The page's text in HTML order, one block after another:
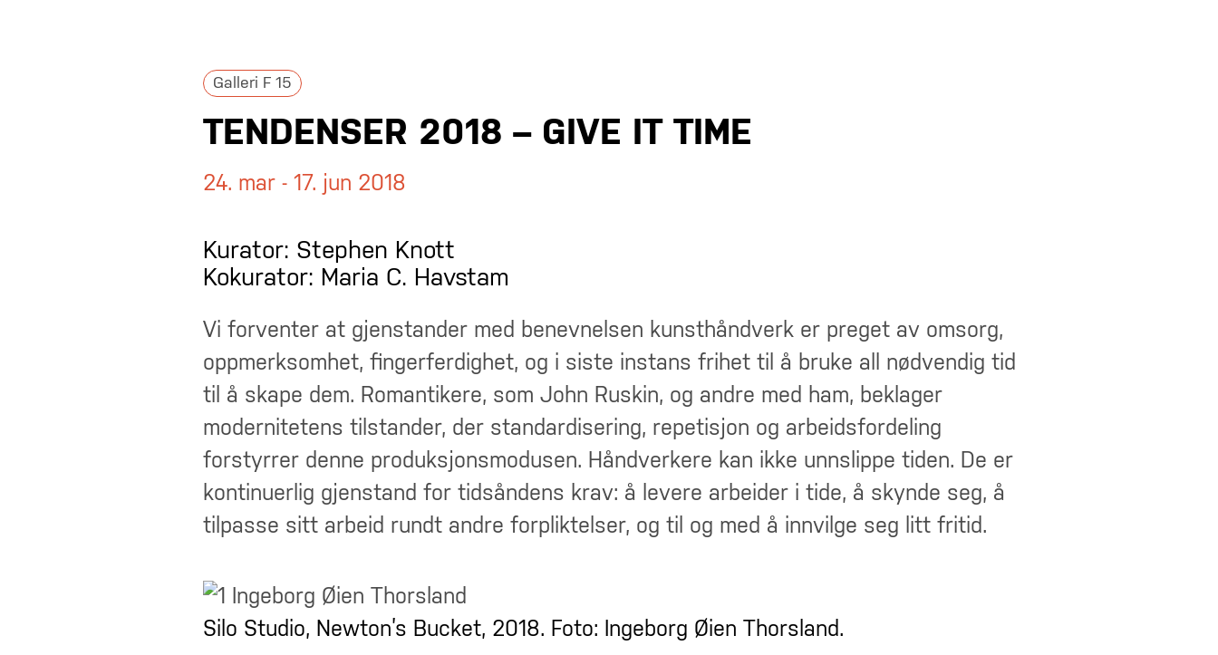
Galleri F 15
TENDENSER 2018 – GIVE IT TIME
24. mar - 17. jun 2018
Kurator: Stephen Knott
Kokurator: Maria C. Havstam
Vi forventer at gjenstander med benevnelsen kunsthåndverk er preget av omsorg,
oppmerksomhet, fingerferdighet, og i siste instans frihet til å bruke all nødvendig tid
til å skape dem. Romantikere, som John Ruskin, og andre med ham, beklager
modernitetens tilstander, der standardisering, repetisjon og arbeidsfordeling
forstyrrer denne produksjonsmodusen. Håndverkere kan ikke unnslippe tiden. De er
kontinuerlig gjenstand for tidsåndens krav: å levere arbeider i tide, å skynde seg, å
tilpasse sitt arbeid rundt andre forpliktelser, og til og med å innvilge seg litt fritid.
Silo Studio, Newton’s Bucket, 2018. Foto: Ingeborg Øien Thorsland.